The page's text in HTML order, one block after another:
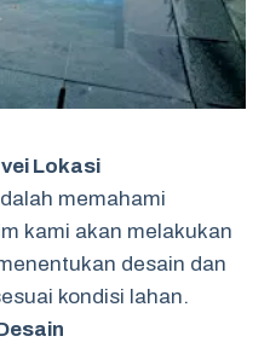
Lokasi
memahami
kami akan melakukan
desain dan
kondisi lahan.